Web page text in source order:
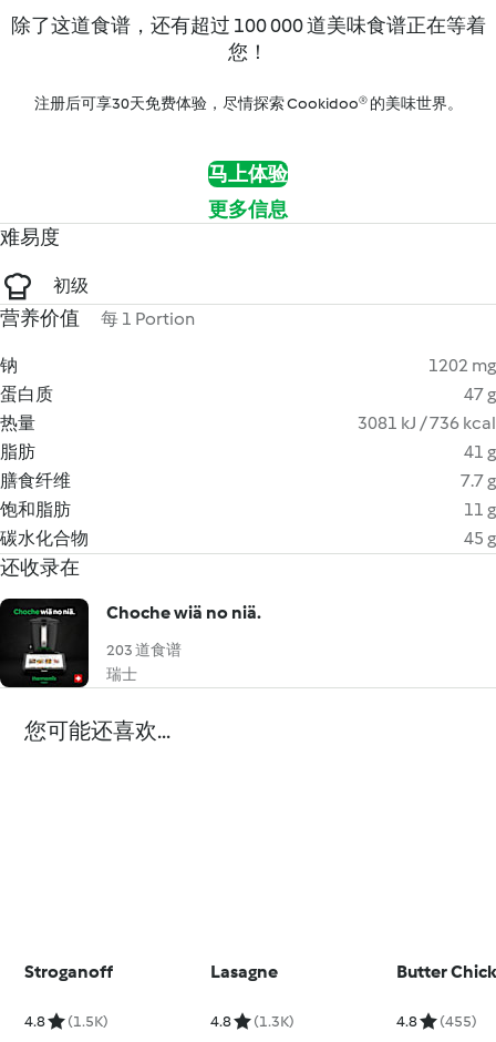
除了这道食谱，还有超过 100 000 道美味食谱正在等着
您！
注册后可享30天免费体验，尽情探索 Cookidoo® 的美味世界。
马上体验
更多信息
难易度
初级
营养价值 每 1 Portion
钠
1202 mg
蛋白质
47 g
热量
3081 kJ / 736 kcal
脂肪
41 g
膳食纤维
7.7 g
饱和脂肪
11 g
碳水化合物
45 g
还收录在
Choche wiä no niä.
203 道食谱
瑞士
您可能还喜欢...
Stroganoff
4.8 (1.5K)
Lasagne
4.8 (1.3K)
Butter
4.8 (455)